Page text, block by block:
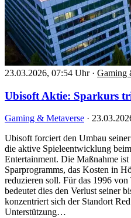
23.03.2026, 07:54 Uhr · Gaming
Ubisoft Aktie: Sparkurs
Gaming & Metaverse ·
Ubisoft forciert den Umbau
die aktive Spieleentwicklung
Entertainment. Die Maßnahme
Sparprogramms, das Kosten in
reduzieren soll. Für das 1996
bedeutet dies den Verlust seiner
konzentriert sich der Standort
Unterstützung…